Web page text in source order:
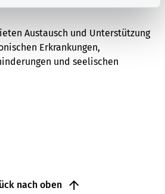
Austausch und Unterstützung
Erkrankungen,
und seelischen
nach oben